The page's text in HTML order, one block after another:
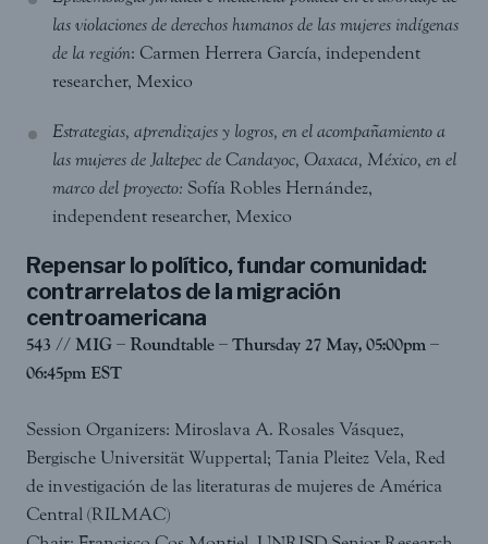
las violaciones de derechos humanos de las mujeres indígenas
de la región: Carmen Herrera García, independent
researcher, Mexico
Estrategias, aprendizajes y logros, en el acompañamiento a
las mujeres de Jaltepec de Candayoc, Oaxaca, México, en el
marco del proyecto: Sofía Robles Hernández,
independent researcher, Mexico
Repensar lo político, fundar comunidad:
contrarrelatos de la migración
centroamericana
543 // MIG – Roundtable – Thursday 27 May, 05:00pm –
06:45pm EST
Session Organizers: Miroslava A. Rosales Vásquez,
Bergische Universität Wuppertal; Tania Pleitez Vela, Red
de investigación de las literaturas de mujeres de América
Central (RILMAC)